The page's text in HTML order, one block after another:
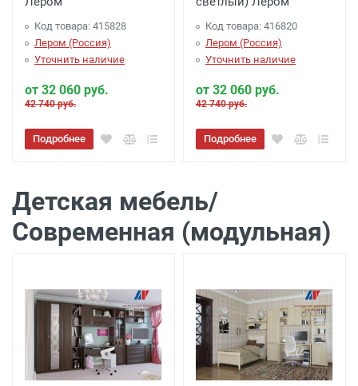
Код товара: 415828
Лером (Россия)
Уточнить наличие
от 32 060 руб.
42 740 руб.
Подробнее
Код товара: 416820
Лером (Россия)
Уточнить наличие
от 32 060 руб.
42 740 руб.
Подробнее
Детская мебель/
Современная (модульная)